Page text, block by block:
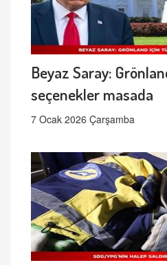
Beyaz Saray:
seçenekler masada
7 Ocak 2026 Çarşamba